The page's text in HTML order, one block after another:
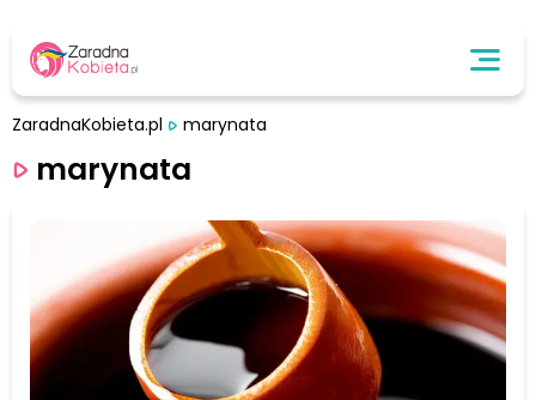
ZaradnaKobieta.pl marynata
marynata